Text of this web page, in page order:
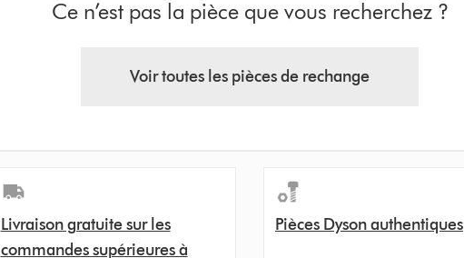
Ce n’est pas la pièce que vous recherchez ?
Voir toutes les pièces de rechange
Livraison gratuite sur les
commandes supérieures à
Pièces Dyson authentiques